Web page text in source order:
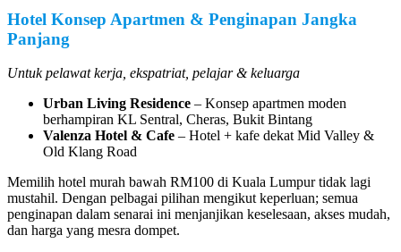
Hotel Konsep Apartmen & Penginapan Jangka
Panjang
Untuk pelawat kerja, ekspatriat, pelajar & keluarga
Urban Living Residence – Konsep apartmen moden
berhampiran KL Sentral, Cheras, Bukit Bintang
Valenza Hotel & Cafe – Hotel + kafe dekat Mid Valley &
Old Klang Road
Memilih hotel murah bawah RM100 di Kuala Lumpur tidak lagi
mustahil. Dengan pelbagai pilihan mengikut keperluan; semua
penginapan dalam senarai ini menjanjikan keselesaan, akses mudah,
dan harga yang mesra dompet.